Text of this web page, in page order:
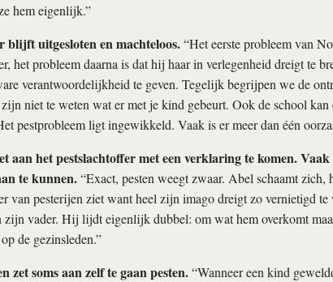
hem eigenlijk.”
blijft uitgesloten en machteloos.“Het eerste probleem van
het probleem daarna is dat hij haar in verlegenheid dreigt te
verantwoordelijkheid te geven. Tegelijk begrijpen we de
niet te weten wat er met je kind gebeurt. Ook de school
pestprobleem ligt ingewikkeld. Vaak is er meer dan één
aan het pestslachtoffer met een verklaring te komen.
te kunnen.“Exact, pesten weegt zwaar. Abel schaamt
van pesterijen ziet want heel zijn imago dreigt zo vernietigd
zijn vader. Hij lijdt eigenlijk dubbel: om wat hem overkomt
de gezinsleden.”
zet soms aan zelf te gaan pesten.“Wanneer een kind